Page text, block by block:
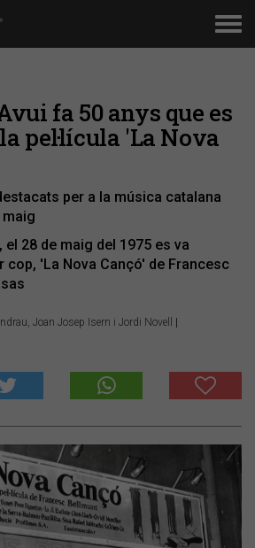
fa 50 anys que es
pel·lícula 'La Nova
per a la música catalana
el 28 de maig del 1975 es va
cop, 'La Nova Cançó' de Francesc
Joan Josep Isern i Jordi Novell